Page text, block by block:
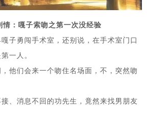
：嘎子索吻之第一次没经验
子勇闯手术室，还别说，在手术室门口
一人。
他们会来一个吻住名场面，不，突然吻
、消息不回的功先生，竟然来找男朋友